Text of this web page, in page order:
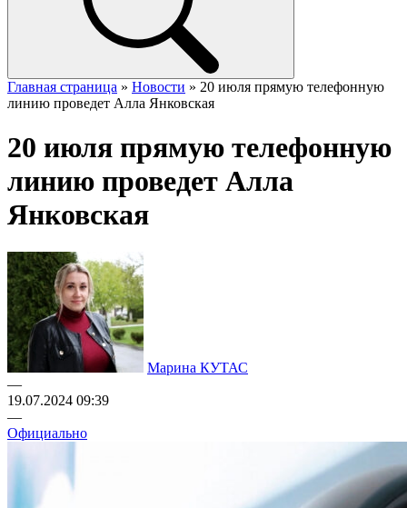
Главная страница » Новости » 20 июля прямую телефонную
линию проведет Алла Янковская
20 июля прямую телефонную
линию проведет Алла
Янковская
Марина КУТАС
—
19.07.2024 09:39
—
Официально